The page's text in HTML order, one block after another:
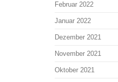
Februar 2022
Januar 2022
Dezember 2021
November 2021
Oktober 2021